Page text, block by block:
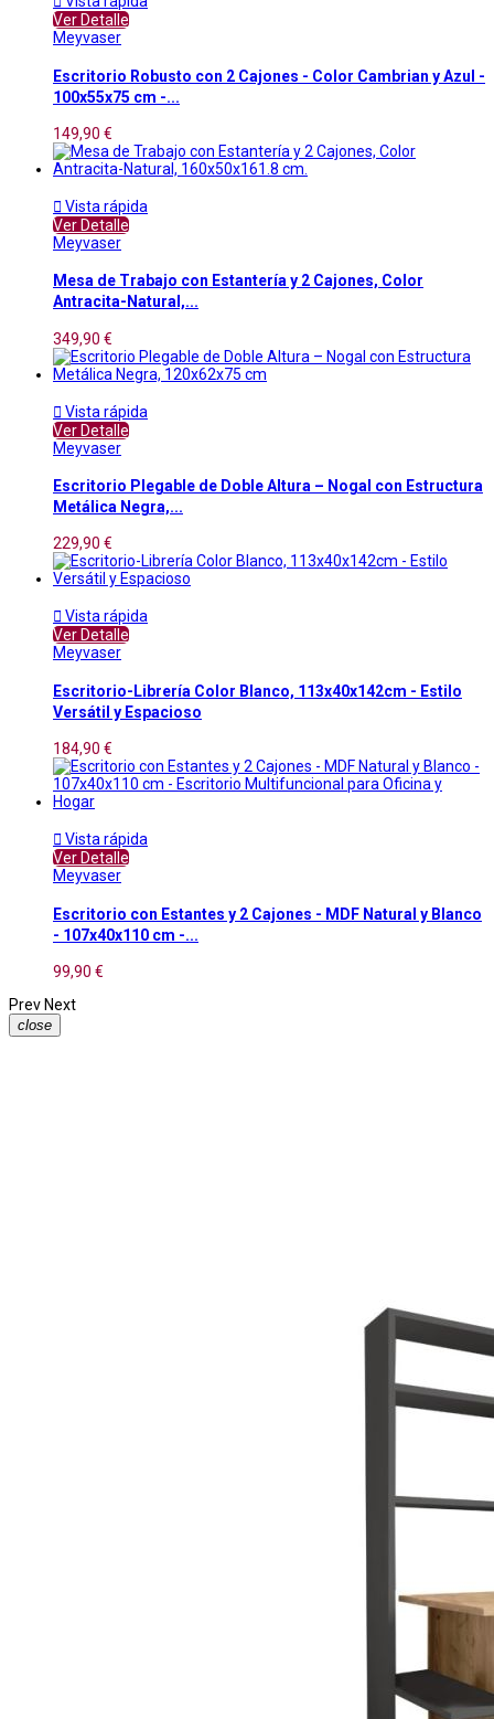
Ver Detalle
Meyvaser
Escritorio Robusto con 2 Cajones - Color Cambrian y Azul -
100x55x75 cm -...
149,90 €
 Vista rápida
Ver Detalle
Meyvaser
Mesa de Trabajo con Estantería y 2 Cajones, Color
Antracita-Natural,...
349,90 €
 Vista rápida
Ver Detalle
Meyvaser
Escritorio Plegable de Doble Altura – Nogal con Estructura
Metálica Negra,...
229,90 €
 Vista rápida
Ver Detalle
Meyvaser
Escritorio-Librería Color Blanco, 113x40x142cm - Estilo
Versátil y Espacioso
184,90 €
 Vista rápida
Ver Detalle
Meyvaser
Escritorio con Estantes y 2 Cajones - MDF Natural y Blanco
- 107x40x110 cm -...
99,90 €
Prev Next
close